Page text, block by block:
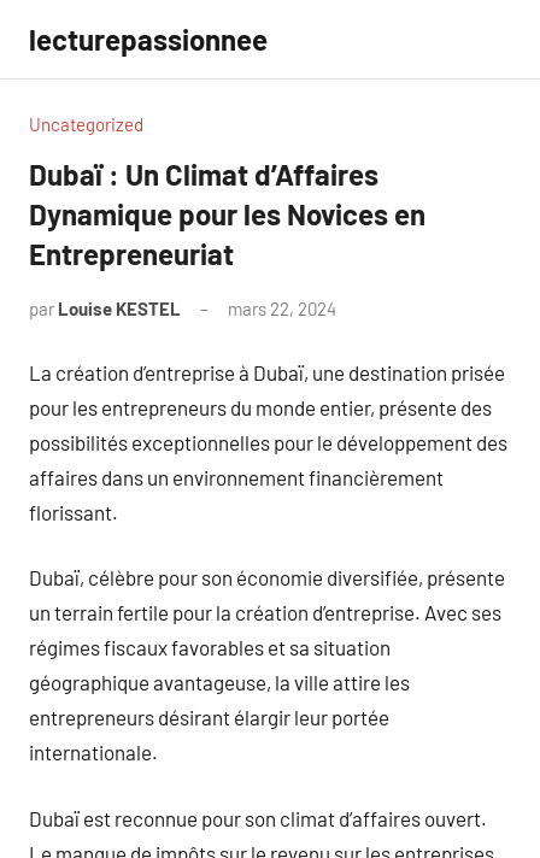
contenu
lecturepassionnee
Uncategorized
Dubaï : Un Climat d’Affaires
Dynamique pour les Novices en
Entrepreneuriat
par Louise KESTEL mars 22, 2024
La création d’entreprise à Dubaï, une destination prisée
pour les entrepreneurs du monde entier, présente des
possibilités exceptionnelles pour le développement des
affaires dans un environnement financièrement
florissant.
Dubaï, célèbre pour son économie diversifiée, présente
un terrain fertile pour la création d’entreprise. Avec ses
régimes fiscaux favorables et sa situation
géographique avantageuse, la ville attire les
entrepreneurs désirant élargir leur portée
internationale.
Dubaï est reconnue pour son climat d’affaires ouvert.
Le manque de impôts sur le revenu sur les entreprises